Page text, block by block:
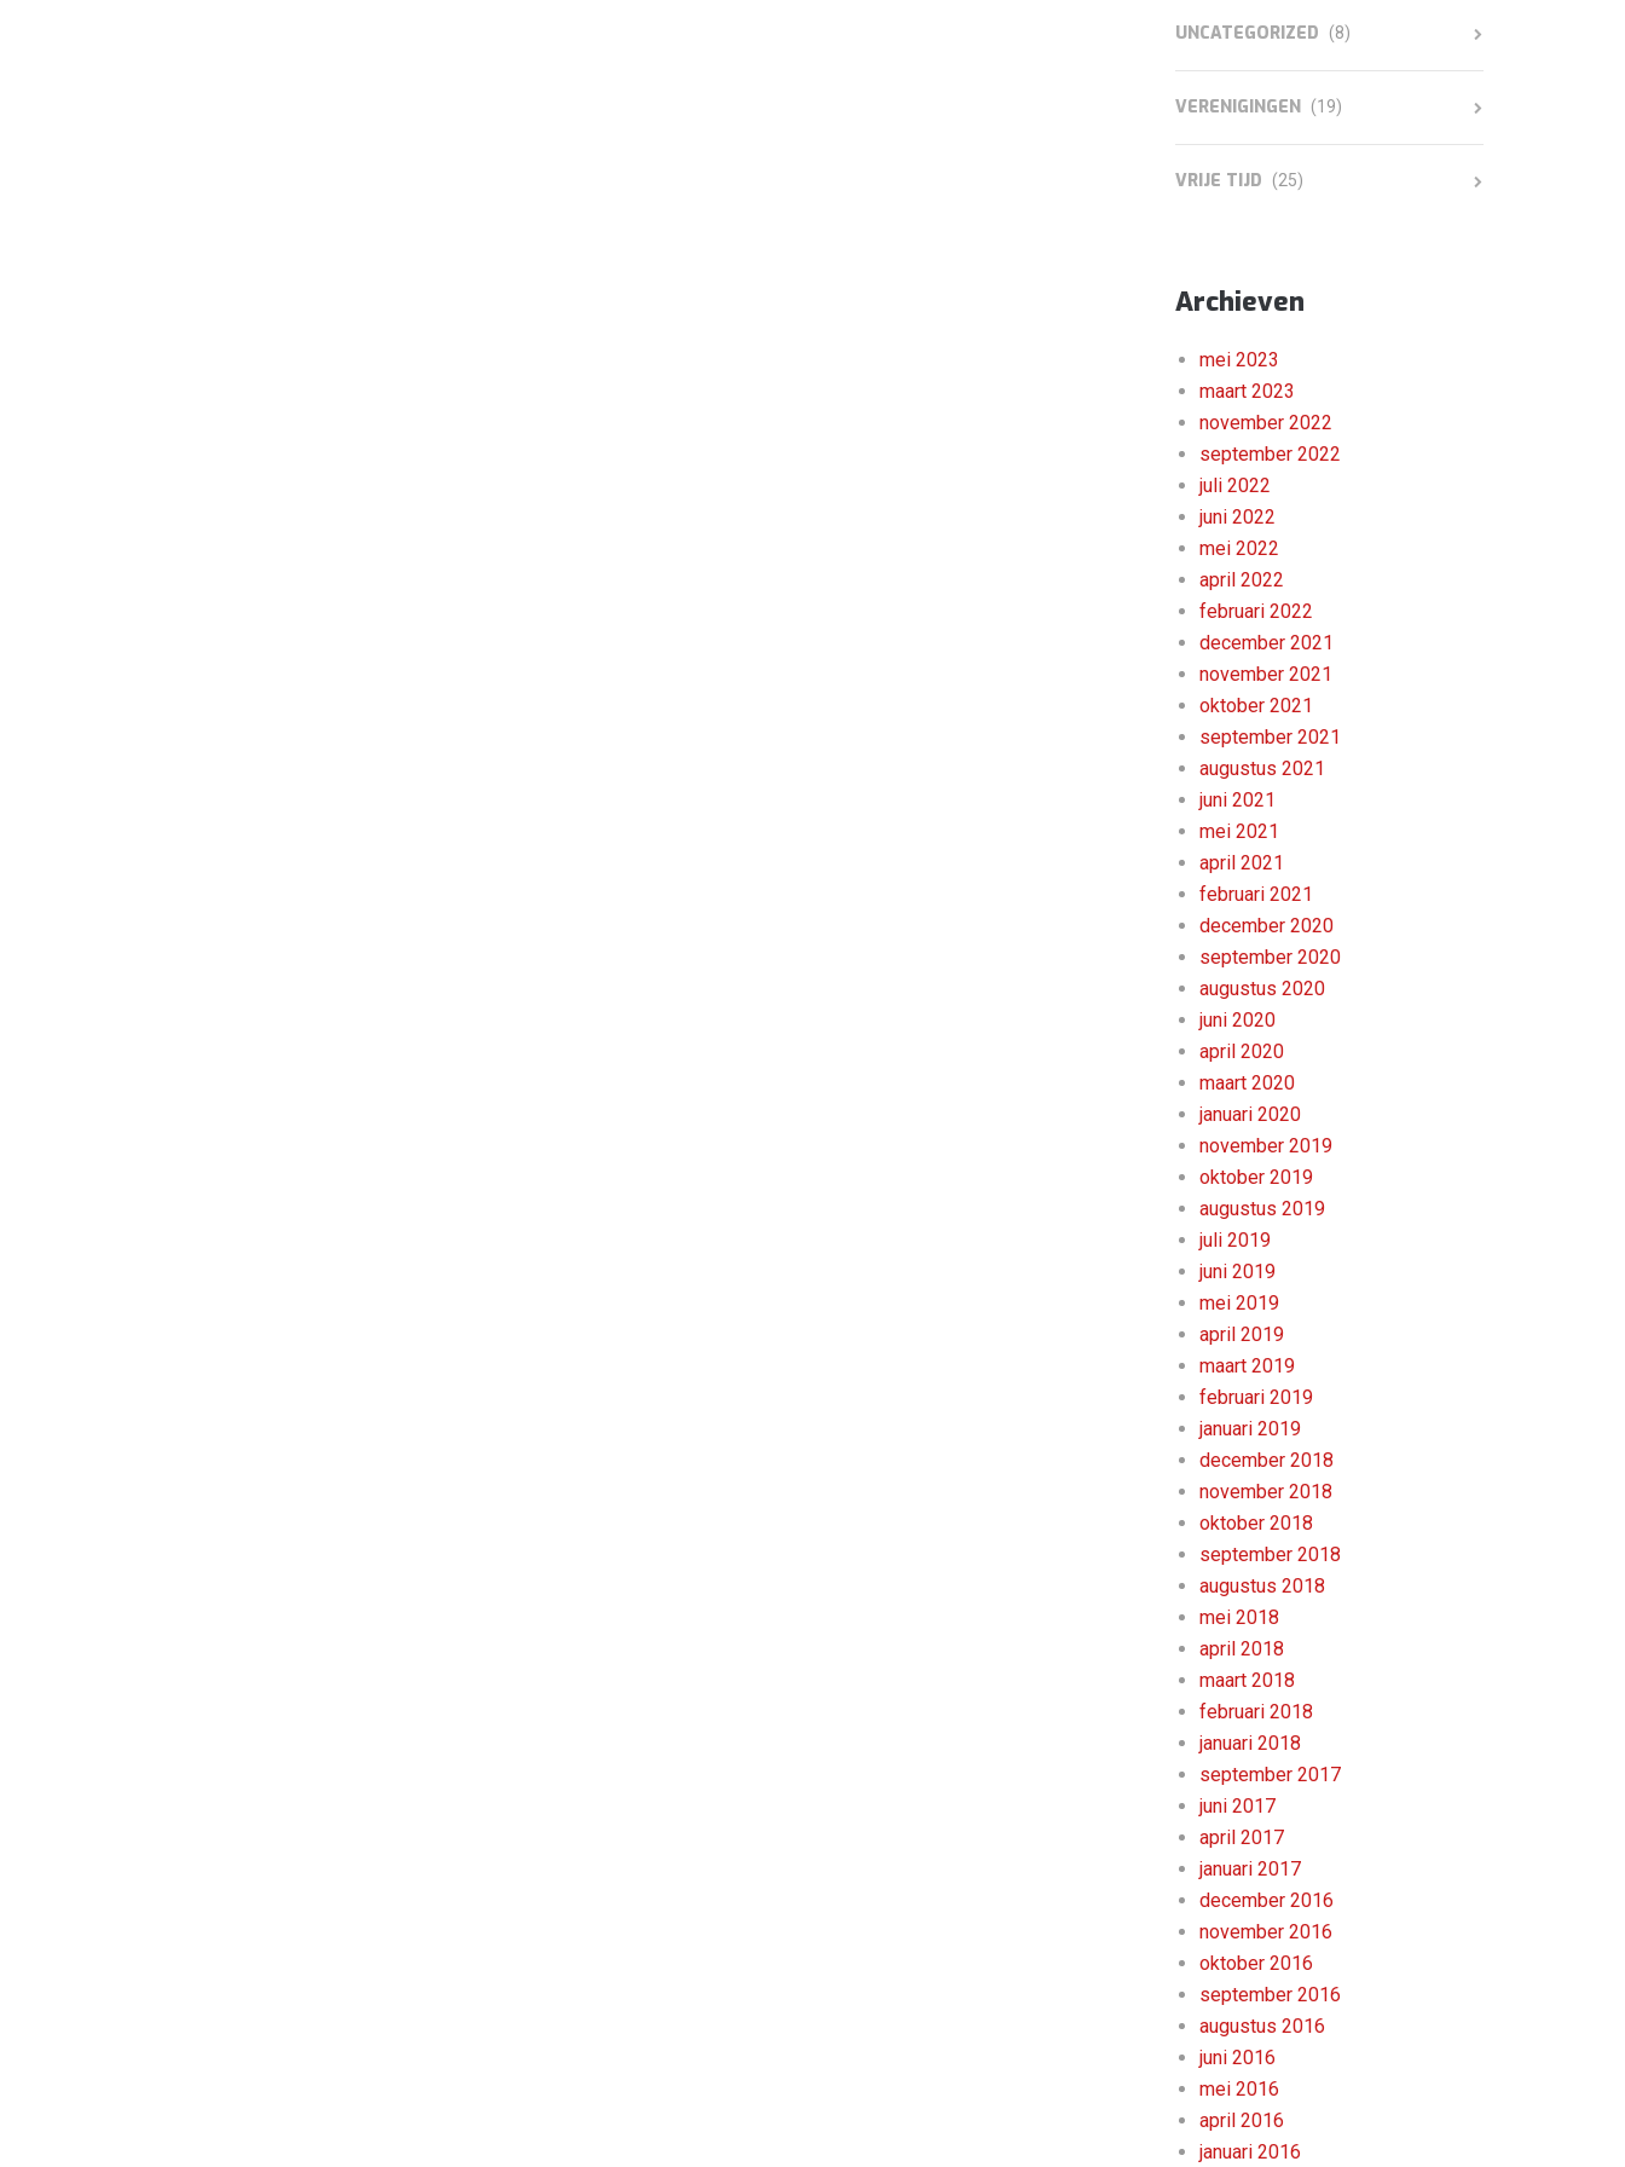
UNCATEGORIZED (8)
VERENIGINGEN (19)
VRIJE TIJD (25)
Archieven
mei 2023
maart 2023
november 2022
september 2022
juli 2022
juni 2022
mei 2022
april 2022
februari 2022
december 2021
november 2021
oktober 2021
september 2021
augustus 2021
juni 2021
mei 2021
april 2021
februari 2021
december 2020
september 2020
augustus 2020
juni 2020
april 2020
maart 2020
januari 2020
november 2019
oktober 2019
augustus 2019
juli 2019
juni 2019
mei 2019
april 2019
maart 2019
februari 2019
januari 2019
december 2018
november 2018
oktober 2018
september 2018
augustus 2018
mei 2018
april 2018
maart 2018
februari 2018
januari 2018
september 2017
juni 2017
april 2017
januari 2017
december 2016
november 2016
oktober 2016
september 2016
augustus 2016
juni 2016
mei 2016
april 2016
januari 2016